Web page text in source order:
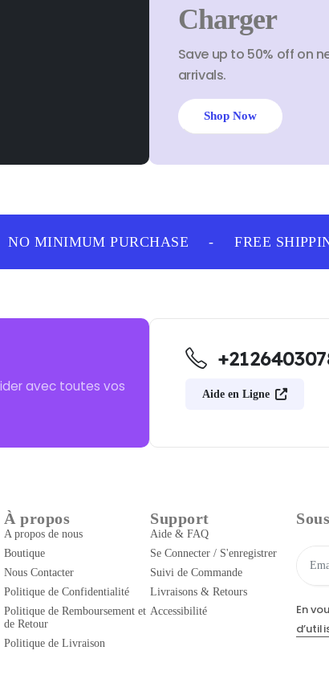
Charger
Save up to 50% off on
arrivals.
Shop Now
NO MINIMUM PURCHASE FREE
avec toutes vos
Aide en Ligne
À propos
A propos de nous
Boutique
Nous Contacter
Politique de Confidentialité
Politique de Remboursement et
de Retour
Politique de Livraison
Support
Aide & FAQ
Se Connecter / S'enregistrer
Suivi de Commande
Livraisons & Retours
Accessibilité
En